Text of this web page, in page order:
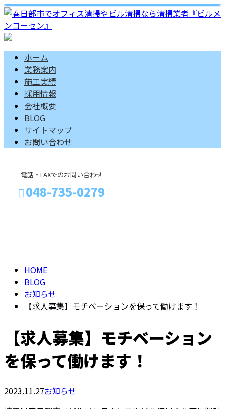
ホーム
業務案内
施工実績
採用情報
会社概要
BLOG
サイトマップ
お問い合わせ
電話・FAXでのお問い合わせ
048-735-0279
HOME
BLOG
お知らせ
【求人募集】モチベーションを保って働けます！
【求人募集】モチベーション
を保って働けます！
2023.11.27お知らせ